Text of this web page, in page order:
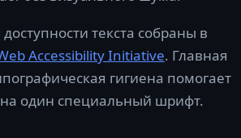
текста собраны в
Accessibility Initiative. Главная
гигиена помогает
один специальный шрифт.